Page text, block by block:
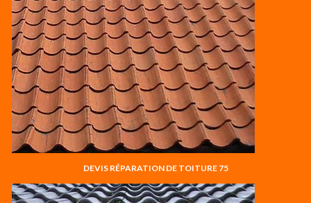
DEVIS RÉPARATION DE TOITURE 75